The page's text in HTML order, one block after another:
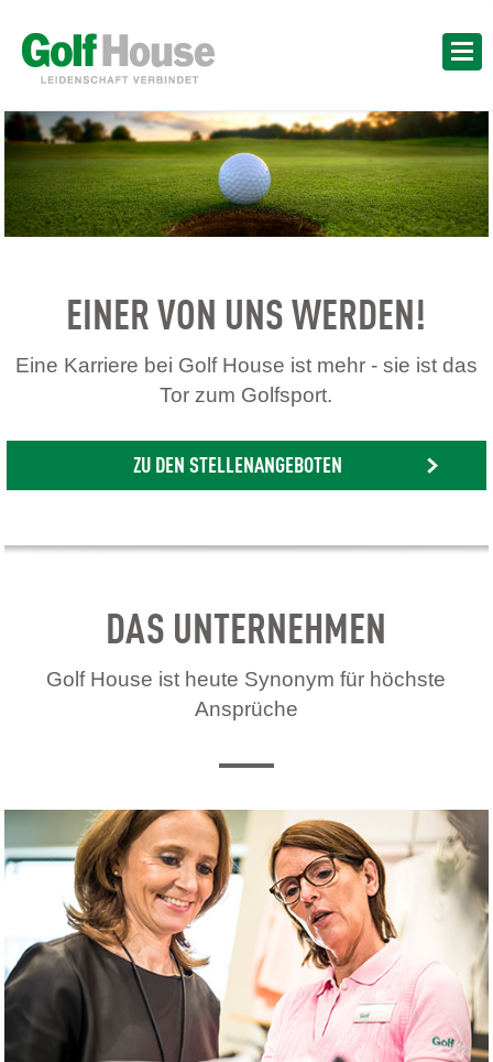
EINER VON UNS WERDEN!
Eine Karriere bei Golf House ist mehr - sie ist das
Tor zum Golfsport.
ZU DEN STELLENANGEBOTEN
DAS UNTERNEHMEN
Golf House ist heute Synonym für höchste
Ansprüche